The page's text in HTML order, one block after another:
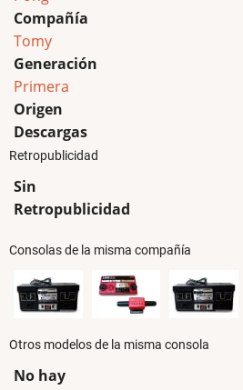
Compañía
Tomy
Generación
Primera
Origen
Descargas
Retropublicidad
Sin
Retropublicidad
Consolas de la misma compañía
Otros modelos de la misma consola
No hay